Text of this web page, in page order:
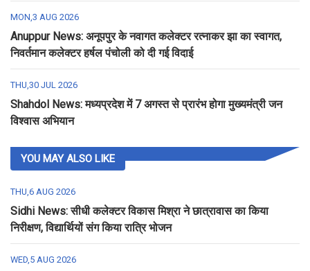
MON,3 AUG 2026
Anuppur News: अनूपपुर के नवागत कलेक्टर रत्नाकर झा का स्वागत,
निवर्तमान कलेक्टर हर्षल पंचोली को दी गई विदाई
THU,30 JUL 2026
Shahdol News: मध्यप्रदेश में 7 अगस्त से प्रारंभ होगा मुख्यमंत्री जन
विश्वास अभियान
YOU MAY ALSO LIKE
THU,6 AUG 2026
Sidhi News: सीधी कलेक्टर विकास मिश्रा ने छात्रावास का किया
निरीक्षण, विद्यार्थियों संग किया रात्रि भोजन
WED,5 AUG 2026